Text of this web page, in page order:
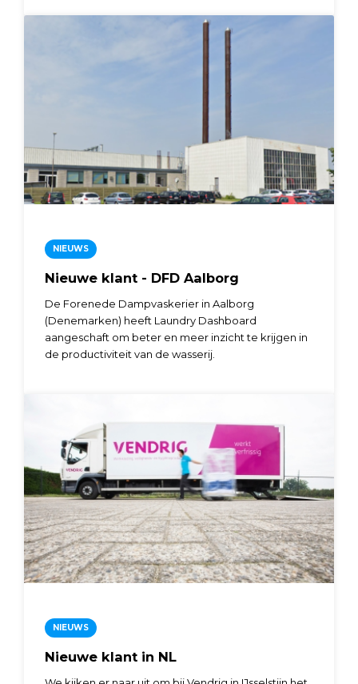
NIEUWS
Nieuwe klant - DFD Aalborg
De Forenede Dampvaskerier in Aalborg
(Denemarken) heeft Laundry Dashboard
aangeschaft om beter en meer inzicht te krijgen in
de productiviteit van de wasserij.
NIEUWS
Nieuwe klant in NL